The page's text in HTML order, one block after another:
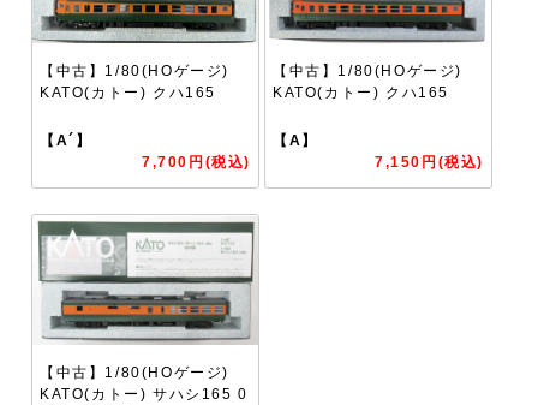
【中古】1/80(HOゲージ)
KATO(カトー) クハ165
【A´】
7,700円(税込)
【中古】1/80(HOゲージ)
KATO(カトー) クハ165
【A】
7,150円(税込)
【中古】1/80(HOゲージ)
KATO(カトー) サハシ165 0